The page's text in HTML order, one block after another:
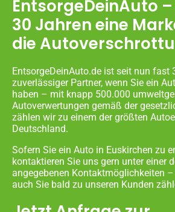
EntsorgeDeinAuto
30 Jahren eine
die
EntsorgeDeinAuto.de ist seit nun fast
zuverlässiger Partner, wenn Sie ein
haben – mit knapp 500.000
Autoverwertungen gemäß der
zählen wir zu einem der größten
Deutschland.
Sofern Sie ein Auto in Euskirchen zu
kontaktieren Sie uns gern unter einer
angegebenen Kontaktmöglichkeiten
auch Sie bald zu unseren Kunden